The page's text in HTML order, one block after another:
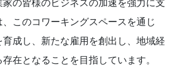
の皆様のビジネスの加速を強力に支
このコワーキングスペースを通じ
成し、新たな雇用を創出し、地域経
在となることを目指しています。